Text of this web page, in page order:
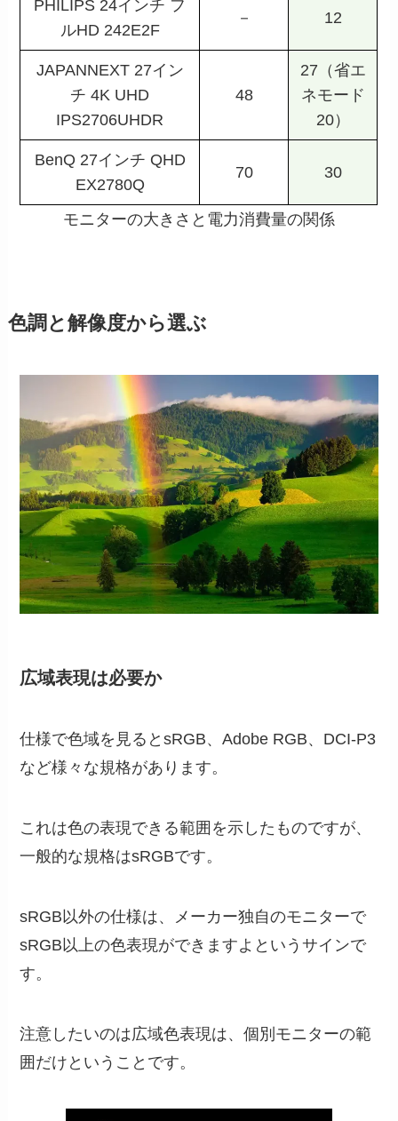
PHILIPS 24インチ フ
ルHD 242E2F
－ 12
JAPANNEXT 27イン
チ 4K UHD
IPS2706UHDR
48
27（省エ
ネモード
20）
BenQ 27インチ QHD
EX2780Q
70 30
モニターの大きさと電力消費量の関係
色調と解像度から選ぶ
広域表現は必要か
仕様で色域を見るとsRGB、Adobe RGB、DCI-P3
など様々な規格があります。
これは色の表現できる範囲を示したものですが、
一般的な規格はsRGBです。
sRGB以外の仕様は、メーカー独自のモニターで
sRGB以上の色表現ができますよというサインで
す。
注意したいのは広域色表現は、個別モニターの範
囲だけということです。